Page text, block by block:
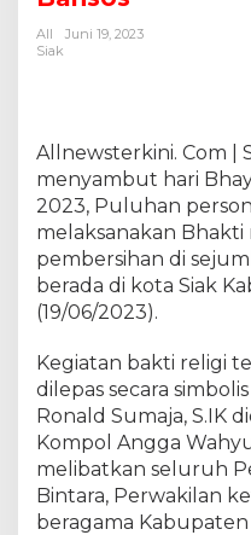
r
y
a
n
g
a
r
a
e
-
7
7
P
o
l
All
Juni 19, 2023
Siak
Allnewsterkini. Com |
menyambut hari
2023, Puluhan
melaksanakan
pembersihan di
berada di kota Siak
(19/06/2023).
Kegiatan bakti religi
dilepas secara
Ronald Sumaja, S.IK
Kompol Angga
melibatkan seluruh
Bintara, Perwakilan
beragama Kabupaten